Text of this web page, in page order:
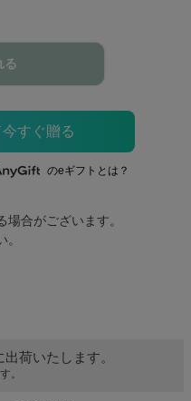
る
のeギフトとは？
合がございます。
荷いたします。
。